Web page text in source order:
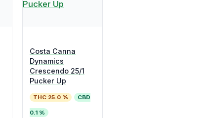
Costa Canna
Dynamics
Crescendo 25/1
Pucker Up
THC 25.0 % CBD
0.1 %